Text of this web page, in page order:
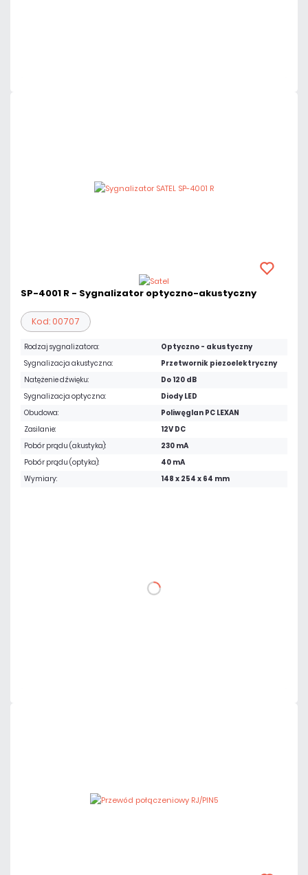
SP-4001 R - Sygnalizator optyczno-akustyczny
Kod: 00707
Rodzaj sygnalizatora:
Optyczno - akustyczny
Sygnalizacja akustyczna:
Przetwornik piezoelektryczny
Natężenie dźwięku:
Do 120 dB
Sygnalizacja optyczna:
Diody LED
Obudowa:
Poliwęglan PC LEXAN
Zasilanie:
12V DC
Pobór prądu (akustyka):
230 mA
Pobór prądu (optyka):
40 mA
Wymiary:
148 x 254 x 64 mm
DO KOSZYKA